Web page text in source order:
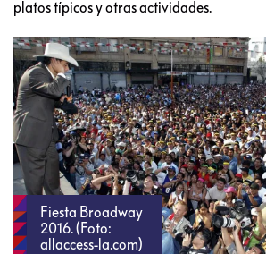
platos típicos y otras actividades.
Fiesta Broadway
2016. (Foto:
allaccess-la.com)